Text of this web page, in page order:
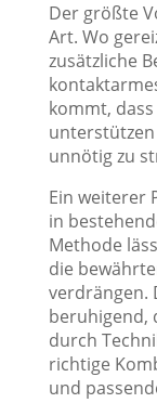
Der größte
Art. Wo
zusätzliche
kommt,
unnötig zu
Ein weiterer
in
Methode
die
verdrängen.
beruhigend,
durch
richtige
und